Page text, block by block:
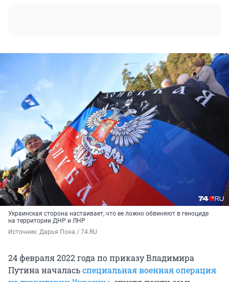
Украинская сторона настаивает, что ее ложно обвиняют в геноциде
на территории ДНР и ЛНР
Источник: Дарья Пона / 74.RU
24 февраля 2022 года по приказу Владимира
Путина началасьспециальная военная операция